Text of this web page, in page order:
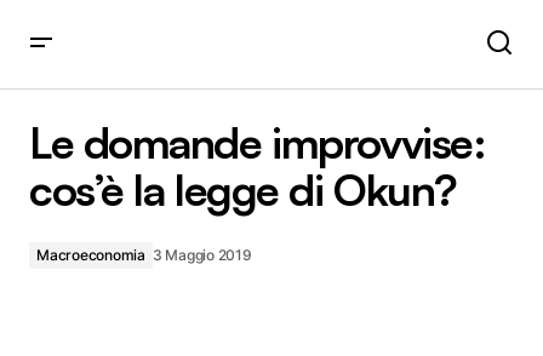
Le domande improvvise:
cos’è la legge di Okun?
Macroeconomia 3 Maggio 2019